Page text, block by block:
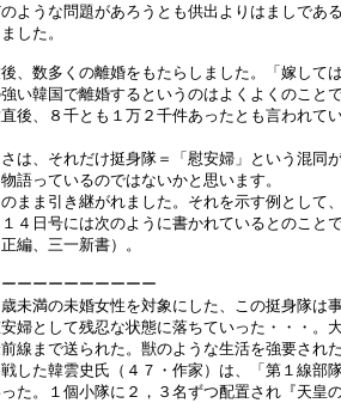
ような問題があろうとも供出よりはましであ
した。
数多くの離婚をもたらしました。「嫁して
い韓国で離婚するというのはよくよくのこと
後、８千とも１万２千件あったとも言われて
、それだけ挺身隊＝「慰安婦」という混同
語っているのではないかと思います。
ま引き継がれました。それを示す例として
４日号には次のように書かれているとのこと
編、三一新書）。
ーーーーーー
満の未婚女性を対象にした、この挺身隊は
婦として残忍な状態に落ちていった・・・。
線まで送られた。獣のような生活を強要され
た韓雲史氏（４７・作家）は、「第１線部
た。１個小隊に２，３名ずつ配置され『天皇